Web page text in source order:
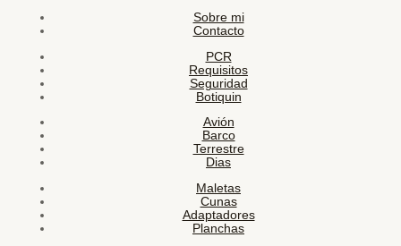
Sobre mi
Contacto
PCR
Requisitos
Seguridad
Botiquin
Avión
Barco
Terrestre
Dias
Maletas
Cunas
Adaptadores
Planchas